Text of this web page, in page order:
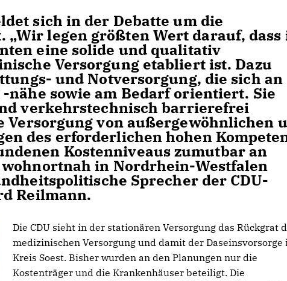
sich in der Debatte um die
legen größten Wert darauf, dass
eine solide und qualitativ
Versorgung etabliert ist. Dazu
und Notversorgung, die sich an
sowie am Bedarf orientiert. Sie
verkehrstechnisch barrierefrei
von außergewöhnlichen
des erforderlichen hohen
Kostenniveaus zumutbar an
in Nordrhein-Westfalen
Sprecher der CDU-
Reilmann.
Die CDU sieht in der stationären Versorgung das Rückgrat
medizinischen Versorgung und damit der Daseinsvorsorge
Kreis Soest. Bisher wurden an den Planungen nur die
Kostenträger und die Krankenhäuser beteiligt. Die